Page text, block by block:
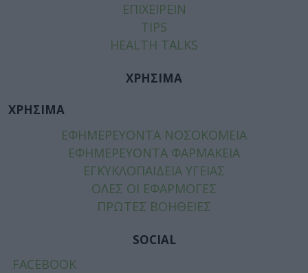
ΕΠΙΧΕΙΡΕΙΝ
TIPS
HEALTH TALKS
ΧΡΗΣΙΜΑ
ΧΡΗΣΙΜΑ
ΕΦΗΜΕΡΕΥΟΝΤΑ ΝΟΣΟΚΟΜΕΙΑ
ΕΦΗΜΕΡΕΥΟΝΤΑ ΦΑΡΜΑΚΕΙΑ
ΕΓΚΥΚΛΟΠΑΙΔΕΙΑ ΥΓΕΙΑΣ
ΟΛΕΣ ΟΙ ΕΦΑΡΜΟΓΕΣ
ΠΡΩΤΕΣ ΒΟΗΘΕΙΕΣ
SOCIAL
FACEBOOK